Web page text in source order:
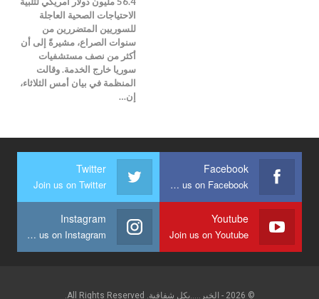
الاحتياجات الصحية العاجلة
للسوريين المتضررين من
سنوات الصراع، مشيرةً إلى أن
أكثر من نصف مستشفيات
سوريا خارج الخدمة. وقالت
المنظمة في بيان أمس الثلاثاء،
إن…
Facebook
Join us on Facebook
Twitter
Join us on Twitter
Youtube
Join us on Youtube
Instagram
Join us on Instagram
© 2026 - الخبر.....بكل شفافية. All Rights Reserved.